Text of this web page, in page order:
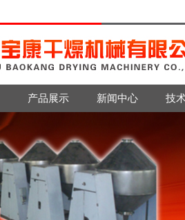
产品展示 新闻中心 技